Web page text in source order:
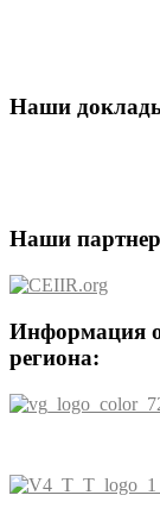
Наши
Наши
Информация
региона: